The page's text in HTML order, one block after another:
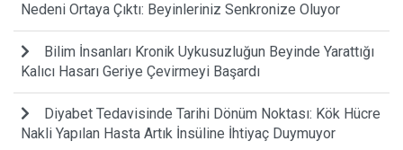
Nedeni Ortaya Çıktı: Beyinleriniz Senkronize Oluyor
Bilim İnsanları Kronik Uykusuzluğun Beyinde Yarattığı
Kalıcı Hasarı Geriye Çevirmeyi Başardı
Diyabet Tedavisinde Tarihi Dönüm Noktası: Kök Hücre
Nakli Yapılan Hasta Artık İnsüline İhtiyaç Duymuyor